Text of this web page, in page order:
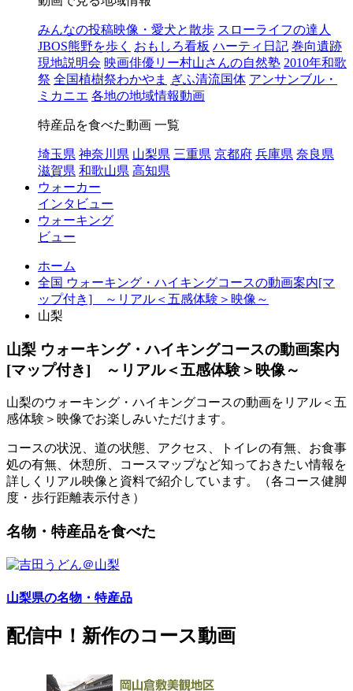
みんなの投稿映像・愛犬と散歩 スローライフの達人
JBOS熊野を歩く
おもしろ看板 ハーティ日記 巻向遺跡
現地説明会 映画俳優リー村山さんの自然塾 2010年和歌
祭 全国植樹祭わかやま ぎふ清流国体 アンサンブル・
ミカニエ 各地の地域情報動画
特産品を食べた動画 一覧
埼玉県 神奈川県 山梨県 三重県 京都府 兵庫県 奈良県
滋賀県 和歌山県 高知県
ウォーカー
インタビュー
ウォーキング
ビュー
ホーム
全国 ウォーキング・ハイキングコースの動画案内[マ
ップ付き] ～リアル＜五感体験＞映像～
山梨
山梨 ウォーキング・ハイキングコースの動画案内
[マップ付き] ～リアル＜五感体験＞映像～
山梨のウォーキング・ハイキングコースの動画をリアル＜五
感体験＞映像でお楽しみいただけます。
コースの状況、道の状態、アクセス、トイレの有無、お食事
処の有無、休憩所、コースマップなど知っておきたい情報を
詳しくリアル映像と資料で紹介しています。（各コース健脚
度・歩行距離表示付き）
名物・特産品を食べた
山梨県の名物・特産品
配信中！新作のコース動画